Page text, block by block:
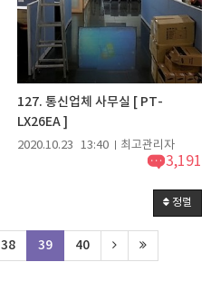
127. 통신업체 사무실 [ PT-
LX26EA ]
2020.10.23 13:40 최고관리자
3,191
정렬
38 39 40